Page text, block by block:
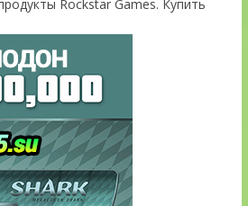
Rockstar Games. Купить